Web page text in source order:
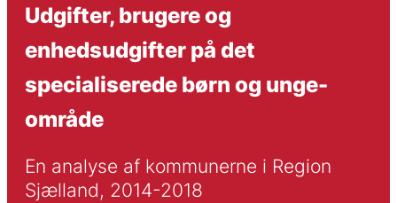
Udgifter, brugere og
enhedsudgifter på det
specialiserede børn og unge-
område
En analyse af kommunerne i Region
Sjælland, 2014-2018